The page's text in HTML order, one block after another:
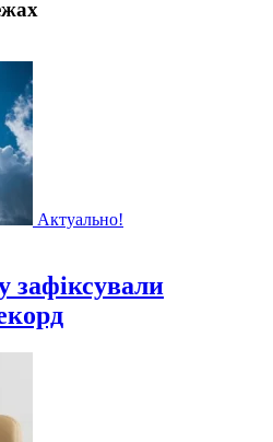
Актуально!
зафіксували